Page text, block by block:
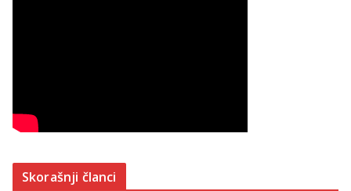
Skorašnji članci